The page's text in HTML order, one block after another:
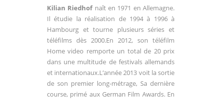
Kilian Riedhofnaît en 1971 en Allemagne.
Il étudie la réalisation de 1994 à 1996 à
Hambourg et tourne plusieurs séries et
téléfilms dès 2000.En 2012, son téléfilm
Home video remporte un total de 20 prix
dans une multitude de festivals allemands
et internationaux.L’année 2013 voit la sortie
de son premier long-métrage, Sa dernière
course, primé aux German Film Awards. En